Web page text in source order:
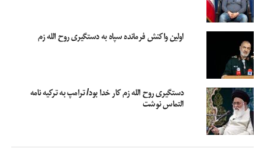
اولین واکنش فرمانده سپاه به دستگیری روح‌ الله زم
دستگیری روح الله زم کار خدا بود/ ترامپ به ترکیه نامه
التماس نوشت